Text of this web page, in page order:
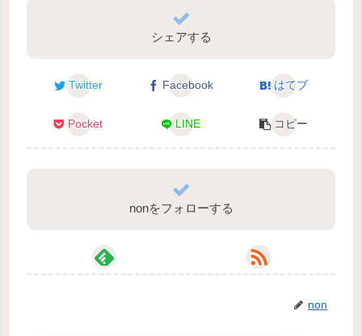
シェアする
Twitter Facebook はてブ
Pocket LINE コピー
nonをフォローする
non